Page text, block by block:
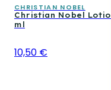
CHRISTIAN NOBEL
Christian Nobel
ml
10,50 €